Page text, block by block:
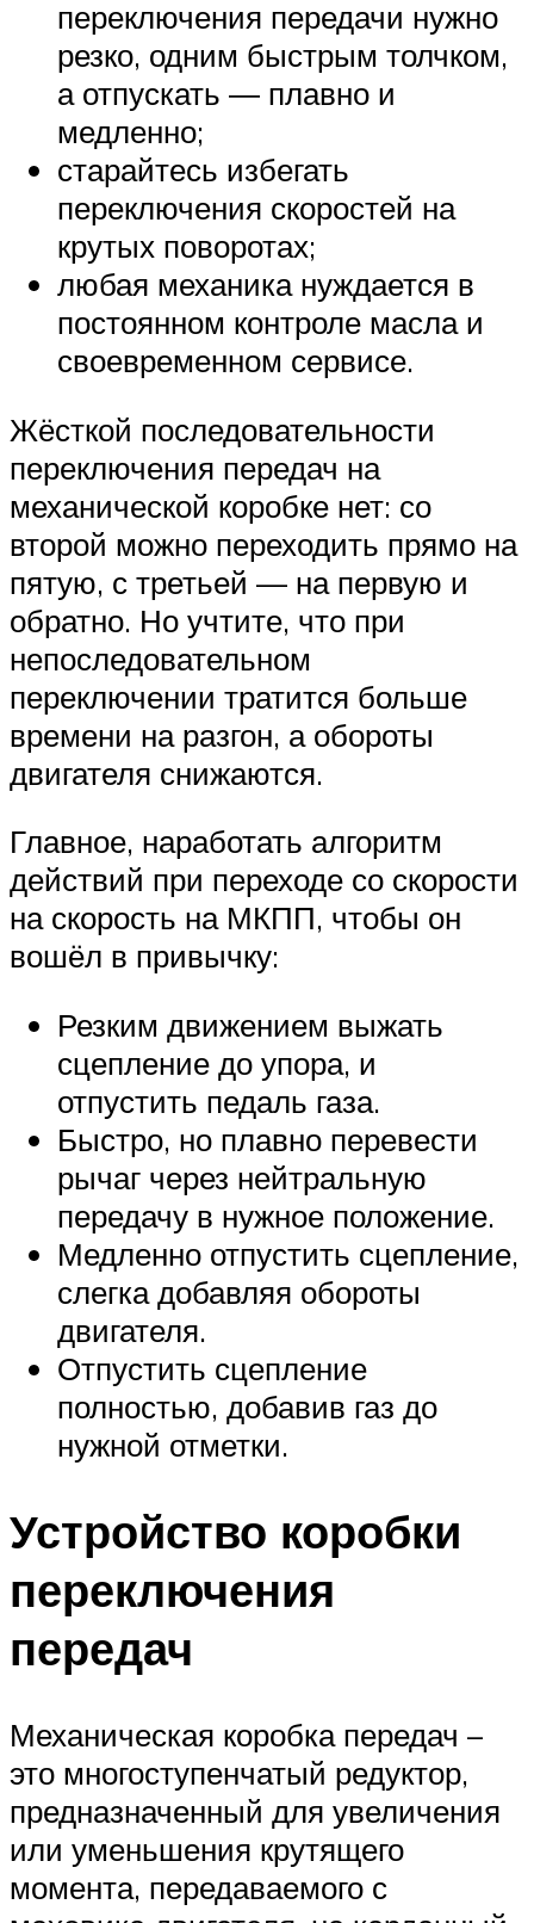
переключения передачи нужно
резко, одним быстрым толчком,
а отпускать ― плавно и
медленно;
старайтесь избегать
переключения скоростей на
крутых поворотах;
любая механика нуждается в
постоянном контроле масла и
своевременном сервисе.
Жёсткой последовательности
переключения передач на
механической коробке нет: со
второй можно переходить прямо на
пятую, с третьей — на первую и
обратно. Но учтите, что при
непоследовательном
переключении тратится больше
времени на разгон, а обороты
двигателя снижаются.
Главное, наработать алгоритм
действий при переходе со скорости
на скорость на МКПП, чтобы он
вошёл в привычку:
Резким движением выжать
сцепление до упора, и
отпустить педаль газа.
Быстро, но плавно перевести
рычаг через нейтральную
передачу в нужное положение.
Медленно отпустить сцепление,
слегка добавляя обороты
двигателя.
Отпустить сцепление
полностью, добавив газ до
нужной отметки.
Устройство коробки
переключения
передач
Механическая коробка передач –
это многоступенчатый редуктор,
предназначенный для увеличения
или уменьшения крутящего
момента, передаваемого с